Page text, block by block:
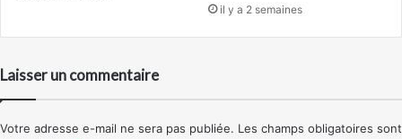
il y a 2 semaines
Laisser un commentaire
Votre adresse e-mail ne sera pas publiée. Les champs obligatoires sont